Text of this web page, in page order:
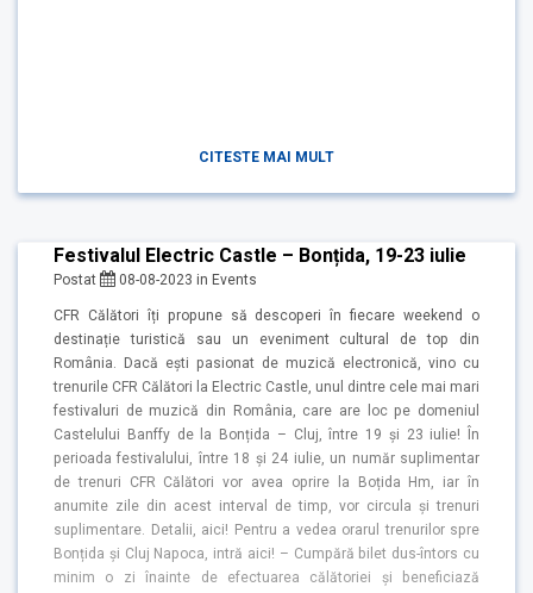
CITESTE MAI MULT
Festivalul Electric Castle – Bonțida, 19-23 iulie
Postat 08-08-2023 in Events
CFR Călători îți propune să descoperi în fiecare weekend o
destinație turistică sau un eveniment cultural de top din
România. Dacă ești pasionat de muzică electronică, vino cu
trenurile CFR Călători la Electric Castle, unul dintre cele mai mari
festivaluri de muzică din România, care are loc pe domeniul
Castelului Banffy de la Bonțida – Cluj, între 19 și 23 iulie! În
perioada festivalului, între 18 și 24 iulie, un număr suplimentar
de trenuri CFR Călători vor avea oprire la Boțida Hm, iar în
anumite zile din acest interval de timp, vor circula și trenuri
suplimentare. Detalii, aici! Pentru a vedea orarul trenurilor spre
Bonțida și Cluj Napoca, intră aici! – Cumpără bilet dus-întors cu
minim o zi înainte de efectuarea călătoriei și beneficiază